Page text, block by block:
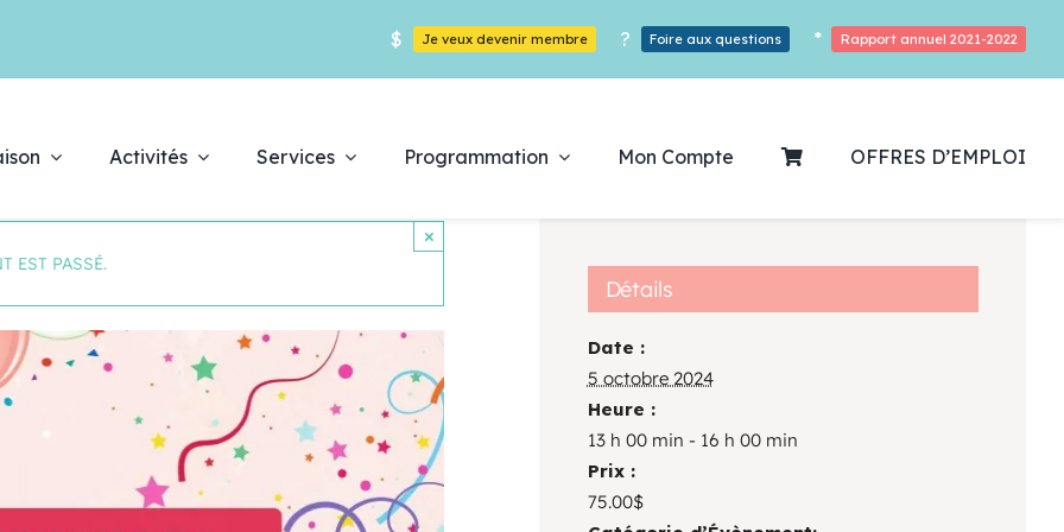
$ Je veux devenir membre ? Foire aux questions * Rapport annuel 2021-2022
Activités Services Programmation
Découvrez notre
programmation
Des Heures De Plaisirs!
Mon Compte OFFRES D’EMPLOI
EST PASSÉ.
×
Détails
Date :
5 octobre 2024
Heure :
13 h 00 min - 16 h 00 min
Prix :
75.00$